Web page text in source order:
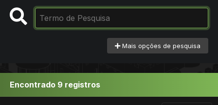
Mais opções de pesquisa
Encontrado 9 registros